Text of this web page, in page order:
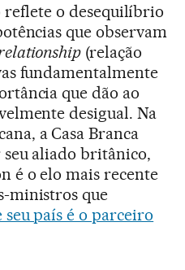
reflete o desequilíbrio
que observam
(relação
fundamentalmente
que dão ao
desigual. Na
a Casa Branca
aliado britânico,
é o elo mais recente
ministros que
país é o parceiro